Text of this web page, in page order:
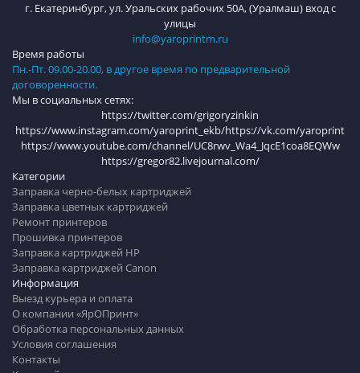
г. Екатеринбург, ул. Уральских рабочих 50А, (Уралмаш) вход с
улицы
info@yaroprintm.ru
Категории
Заправка черно-белых картриджей
Заправка цветных картриджей
Ремонт принтеров
Прошивка принтеров
Заправка картриджей HP
Заправка картриджей Canon
Информация
Выезд курьера и оплата
О компании «ЯрОПринт»
Обработка персональных данных
Условия соглашения
Контакты
Время работы
Пн.-Пт. 09.00-20.00, в другое время по предварительной
договоренности.
Мы в социальных сетях:
https://twitter.com/grigoryzinkin
https://www.instagram.com/yaroprint_ekb/https://vk.com/yaroprint
https://www.youtube.com/channel/UC8rwv_Wa4_JqcE1coa8EQWw
https://gregor82.livejournal.com/